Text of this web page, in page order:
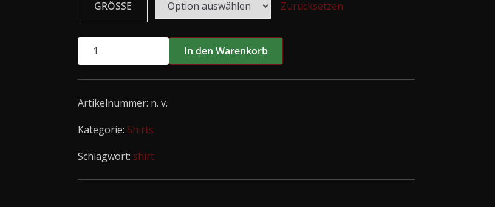
GRÖSSE Zurücksetzen
RUIN
Shirt
Menge
In den Warenkorb
Artikelnummer: n. v.
Kategorie: Shirts
Schlagwort: shirt